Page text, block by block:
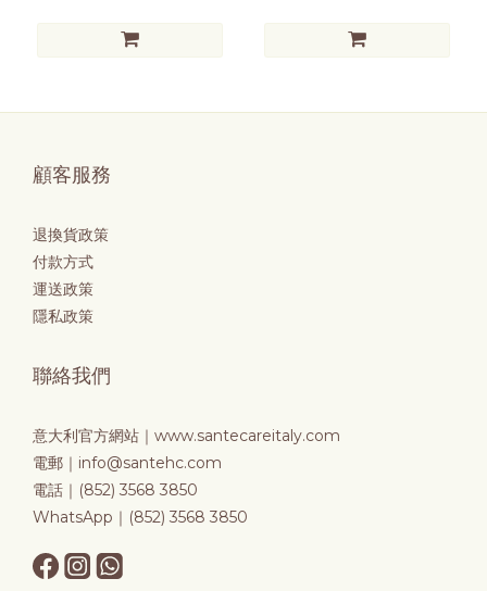
顧客服務
退換貨政策
付款方式
運送政策
隱私政策
聯絡我們
意大利官方網站｜ www.santecareitaly.com
電郵｜info@santehc.com
電話｜(852) 3568 3850
WhatsApp｜(852) 3568 3850